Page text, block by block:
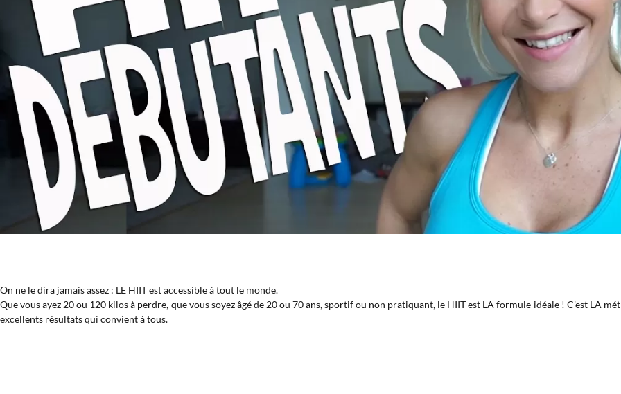
On ne le dira jamais assez : LE HIIT est accessible à tout le monde.
Que vous ayez 20 ou 120 kilos à perdre, que vous soyez âgé de 20 ou 70 ans, sportif ou non pratiquant, le HIIT est LA formule idéale ! C’est LA
excellents résultats qui convient à tous.